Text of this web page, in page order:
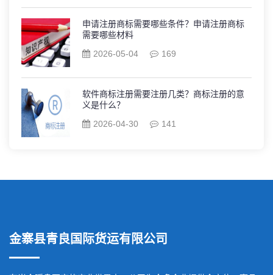
申请注册商标需要哪些条件？申请注册商标
需要哪些材料
2026-05-04
169
软件商标注册需要注册几类？商标注册的意
义是什么？
2026-04-30
141
金寨县青良国际货运有限公司